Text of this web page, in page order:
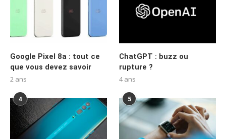
Google Pixel 8a : tout ce
que vous devez savoir
2 ans
ChatGPT : buzz ou
rupture ?
4 ans
4 5